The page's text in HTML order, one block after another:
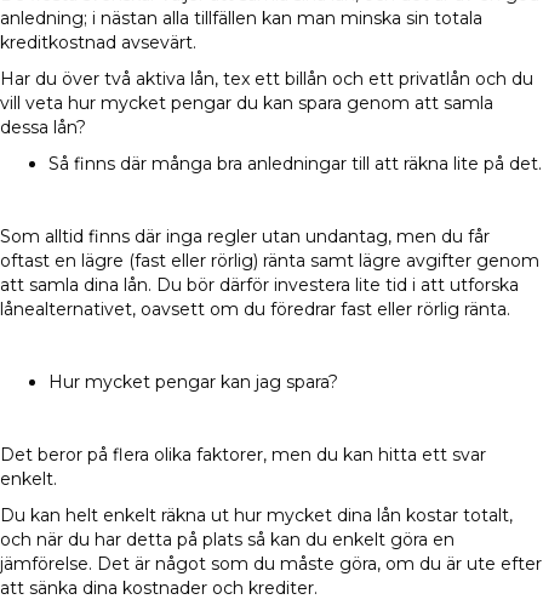
anledning; i nästan alla tillfällen kan man minska sin totala
kreditkostnad avsevärt.
Har du över två aktiva lån, tex ett billån och ett privatlån och du
vill veta hur mycket pengar du kan spara genom att samla
dessa lån?
Så finns där många bra anledningar till att räkna lite på det.
Som alltid finns där inga regler utan undantag, men du får
oftast en lägre (fast eller rörlig) ränta samt lägre avgifter genom
att samla dina lån. Du bör därför investera lite tid i att utforska
lånealternativet, oavsett om du föredrar fast eller rörlig ränta.
Hur mycket pengar kan jag spara?
Det beror på flera olika faktorer, men du kan hitta ett svar
enkelt.
Du kan helt enkelt räkna ut hur mycket dina lån kostar totalt,
och när du har detta på plats så kan du enkelt göra en
jämförelse. Det är något som du måste göra, om du är ute efter
att sänka dina kostnader och krediter.